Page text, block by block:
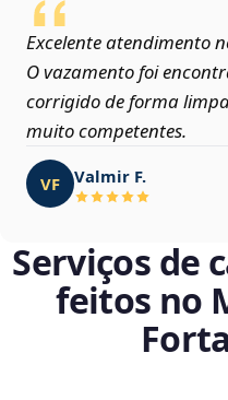
Excelente atendimento
O vazamento foi
corrigido de forma
muito competentes.
VF Valmir F.
Serviços de
feitos no